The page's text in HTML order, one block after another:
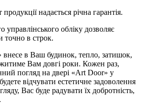
надається річна гарантія.
управлінського обліку дозволяє
точно в строк.
в Ваш будинок, тепло, затишок,
Вам довгі роки. Кожен раз,
погляд на двері «Art Door» у
відчувати естетичне задоволення
Вас буде радувати їх добротність,